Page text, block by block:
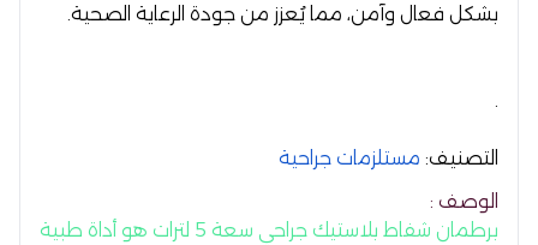
بشكل فعال وآمن، مما يُعزز من جودة الرعاية الصحية.
التصنيف: مستلزمات جراحية
الوصف :
برطمان شفاط بلاستيك جراحي سعة 5 لترات
هو أداة طبية